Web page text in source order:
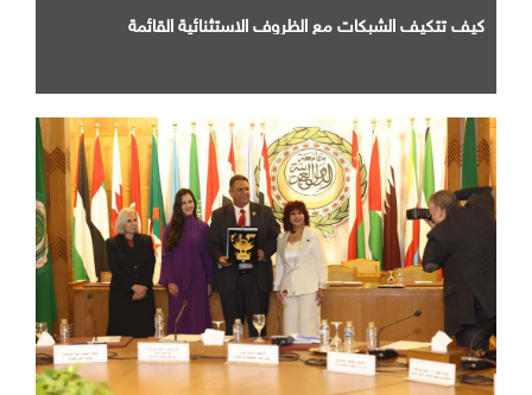
كيف تتكيف الشبكات مع الظروف الاستثنائية القائمة